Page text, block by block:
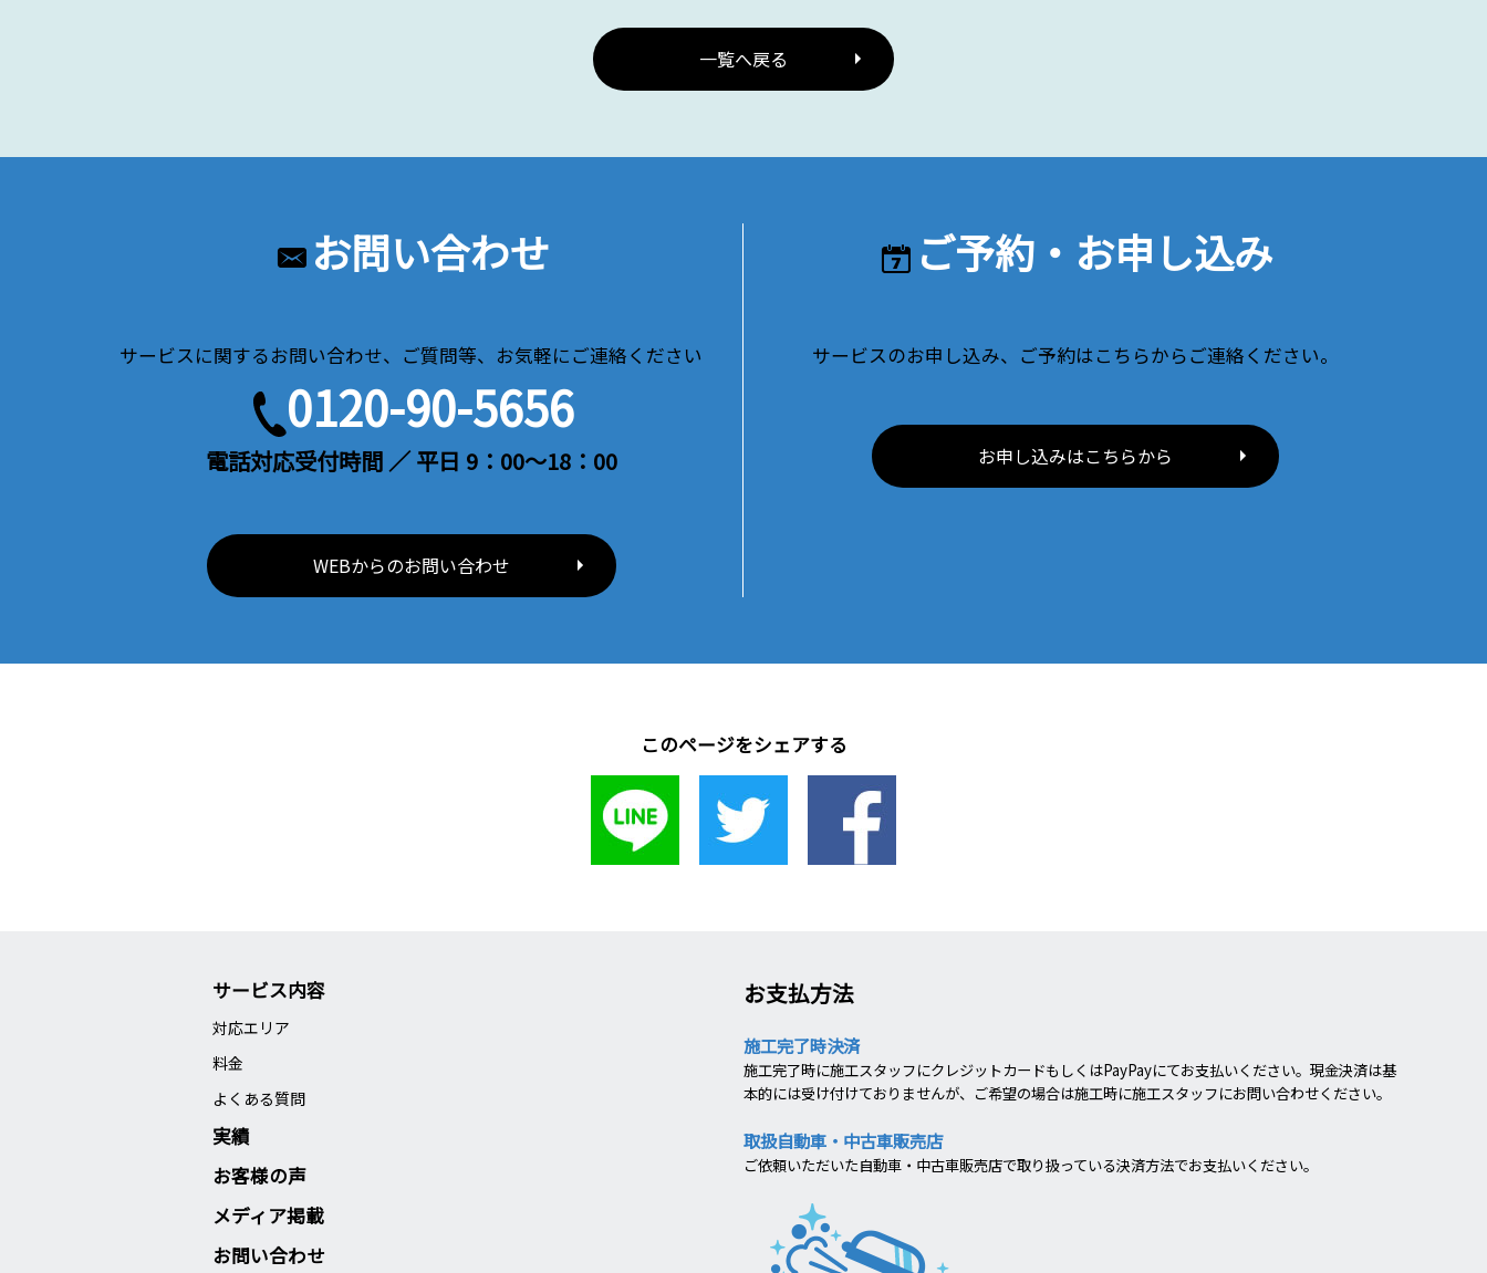
一覧へ戻る
お問い合わせ
サービスに関するお問い合わせ、ご質問等、お気軽にご連絡ください
0120-90-5656
電話対応受付時間 ／ 平日 9：00～18：00
WEBからのお問い合わせ
ご予約・お申し込み
サービスのお申し込み、ご予約はこちらからご連絡ください。
お申し込みはこちらから
このページをシェアする
サービス内容
対応エリア
料金
よくある質問
実績
お客様の声
メディア掲載
お問い合わせ
お支払方法
施工完了時決済
施工完了時に施工スタッフにクレジットカードもしくはPayPayにてお支払いください。現金決済は基
本的には受け付けておりませんが、ご希望の場合は施工時に施工スタッフにお問い合わせください。
取扱自動車・中古車販売店
ご依頼いただいた自動車・中古車販売店で取り扱っている決済方法でお支払いください。